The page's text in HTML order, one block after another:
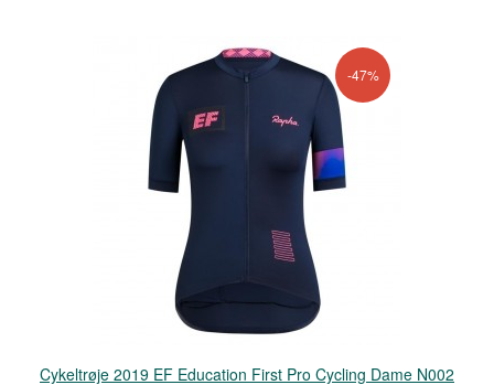
-47%
Cykeltrøje 2019 EF Education First Pro Cycling Dame N002